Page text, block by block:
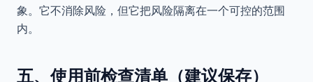
象。它不消除风险，但它把风险隔离在一个可控的范围
内。
五、使用前检查清单（建议保存）